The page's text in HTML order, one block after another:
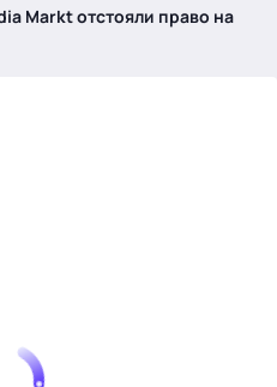
Markt отстояли право на